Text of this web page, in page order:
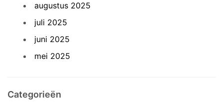
augustus 2025
juli 2025
juni 2025
mei 2025
Categorieën